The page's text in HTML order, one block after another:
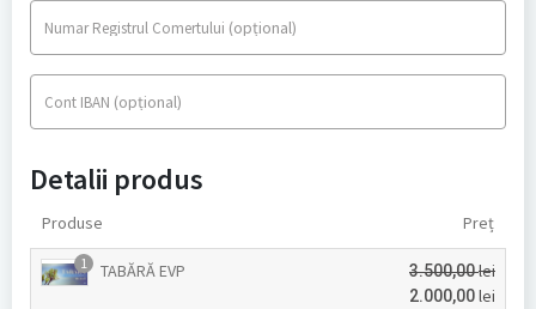
Numar Registrul Comertului (opțional)
Cont IBAN (opțional)
Detalii produs
Produse Preț
1 TABĂRĂ EVP 3.500,00lei
2.000,00lei